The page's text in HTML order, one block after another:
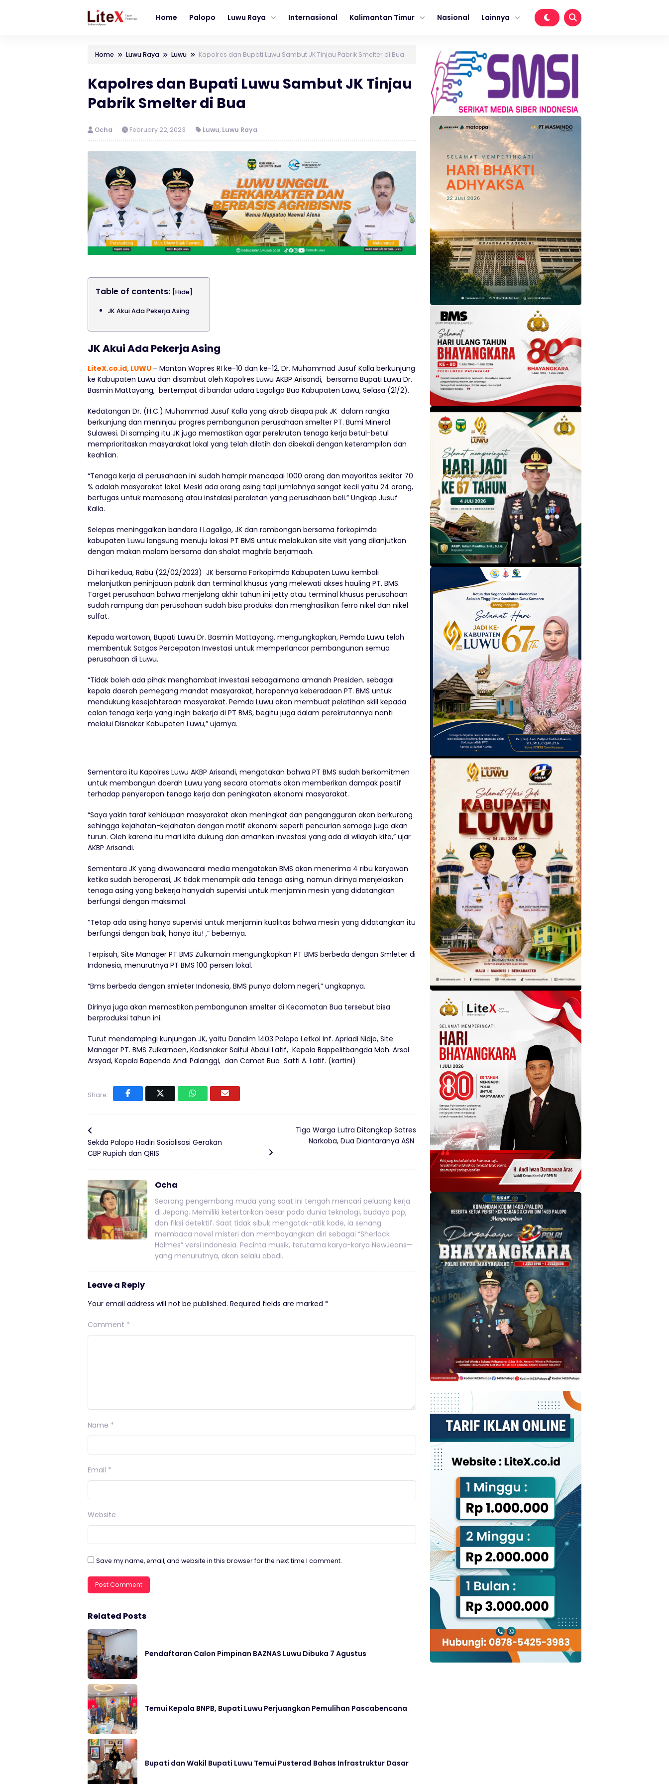
Home Palopo Luwu Raya Internasional Kalimantan Timur Nasional Lainnya
Home Luwu Raya Luwu Kapolres dan Bupati Luwu Sambut JK Tinjau Pabrik Smelter di Bua
Kapolres dan Bupati Luwu Sambut JK Tinjau
Pabrik Smelter di Bua
Ocha February 22, 2023 Luwu, Luwu Raya
Table of contents: [Hide]
JK Akui Ada Pekerja Asing
JK Akui Ada Pekerja Asing
LiteX.co.id, LUWU – Mantan Wapres RI ke-10 dan ke-12, Dr. Muhammad Jusuf Kalla berkunjung
ke Kabupaten Luwu dan disambut oleh Kapolres Luwu AKBP Arisandi, bersama Bupati Luwu Dr.
Basmin Mattayang, bertempat di bandar udara Lagaligo Bua Kabupaten Lawu, Selasa (21/2).
Kedatangan Dr. (H.C.) Muhammad Jusuf Kalla yang akrab disapa pak JK dalam rangka
berkunjung dan meninjau progres pembangunan perusahaan smelter PT. Bumi Mineral
Sulawesi. Di samping itu JK juga memastikan agar perekrutan tenaga kerja betul-betul
memprioritaskan masyarakat lokal yang telah dilatih dan dibekali dengan keterampilan dan
keahlian.
“Tenaga kerja di perusahaan ini sudah hampir mencapai 1000 orang dan mayoritas sekitar 70
% adalah masyarakat lokal. Meski ada orang asing tapi jumlahnya sangat kecil yaitu 24 orang,
bertugas untuk memasang atau instalasi peralatan yang perusahaan beli.” Ungkap Jusuf
Kalla.
Selepas meninggalkan bandara I Lagaligo, JK dan rombongan bersama forkopimda
kabupaten Luwu langsung menuju lokasi PT BMS untuk melakukan site visit yang dilanjutkan
dengan makan malam bersama dan shalat maghrib berjamaah.
Di hari kedua, Rabu (22/02/2023) JK bersama Forkopimda Kabupaten Luwu kembali
melanjutkan peninjauan pabrik dan terminal khusus yang melewati akses hauling PT. BMS.
Target perusahaan bahwa menjelang akhir tahun ini jetty atau terminal khusus perusahaan
sudah rampung dan perusahaan sudah bisa produksi dan menghasilkan ferro nikel dan nikel
sulfat.
Kepada wartawan, Bupati Luwu Dr. Basmin Mattayang, mengungkapkan, Pemda Luwu telah
membentuk Satgas Percepatan Investasi untuk memperlancar pembangunan semua
perusahaan di Luwu.
“Tidak boleh ada pihak menghambat investasi sebagaimana amanah Presiden. sebagai
kepala daerah pemegang mandat masyarakat, harapannya keberadaan PT. BMS untuk
mendukung kesejahteraan masyarakat. Pemda Luwu akan membuat pelatihan skill kepada
calon tenaga kerja yang ingin bekerja di PT BMS, begitu juga dalam perekrutannya nanti
melalui Disnaker Kabupaten Luwu,” ujarnya.
Sementara itu Kapolres Luwu AKBP Arisandi, mengatakan bahwa PT BMS sudah berkomitmen
untuk membangun daerah Luwu yang secara otomatis akan memberikan dampak positif
terhadap penyerapan tenaga kerja dan peningkatan ekonomi masyarakat.
“Saya yakin taraf kehidupan masyarakat akan meningkat dan pengangguran akan berkurang
sehingga kejahatan-kejahatan dengan motif ekonomi seperti pencurian semoga juga akan
turun. Oleh karena itu mari kita dukung dan amankan investasi yang ada di wilayah kita,” ujar
AKBP Arisandi.
Sementara JK yang diwawancarai media mengatakan BMS akan menerima 4 ribu karyawan
ketika sudah beroperasi, JK tidak menampik ada tenaga asing, namun dirinya menjelaskan
tenaga asing yang bekerja hanyalah supervisi untuk menjamin mesin yang didatangkan
berfungsi dengan maksimal.
“Tetap ada asing hanya supervisi untuk menjamin kualitas bahwa mesin yang didatangkan itu
berfungsi dengan baik, hanya itu! ,” bebernya.
Terpisah, Site Manager PT BMS Zulkarnain mengungkapkan PT BMS berbeda dengan Smleter di
Indonesia, menurutnya PT BMS 100 persen lokal.
“Bms berbeda dengan smleter Indonesia, BMS punya dalam negeri,” ungkapnya.
Dirinya juga akan memastikan pembangunan smelter di Kecamatan Bua tersebut bisa
berproduksi tahun ini.
Turut mendampingi kunjungan JK, yaitu Dandim 1403 Palopo Letkol Inf. Apriadi Nidjo, Site
Manager PT. BMS Zulkarnaen, Kadisnaker Saiful Abdul Latif, Kepala Bappelitbangda Moh. Arsal
Arsyad, Kepala Bapenda Andi Palanggi, dan Camat Bua Satti A. Latif. (kartini)
Share:
Sekda Palopo Hadiri Sosialisasi Gerakan
CBP Rupiah dan QRIS
Tiga Warga Lutra Ditangkap Satres
Narkoba, Dua Diantaranya ASN
Ocha
Seorang pengembang muda yang saat ini tengah mencari peluang kerja
di Jepang. Memiliki ketertarikan besar pada dunia teknologi, budaya pop,
dan fiksi detektif. Saat tidak sibuk mengotak-atik kode, ia senang
membaca novel misteri dan membayangkan diri sebagai “Sherlock
Holmes” versi Indonesia. Pecinta musik, terutama karya-karya NewJeans—
yang menurutnya, akan selalu abadi.
Leave a Reply
Your email address will not be published. Required fields are marked *
Comment *
Name *
Email *
Website
Save my name, email, and website in this browser for the next time I comment.
Related Posts
Pendaftaran Calon Pimpinan BAZNAS Luwu Dibuka 7 Agustus
Temui Kepala BNPB, Bupati Luwu Perjuangkan Pemulihan Pascabencana
Bupati dan Wakil Bupati Luwu Temui Pusterad Bahas Infrastruktur Dasar